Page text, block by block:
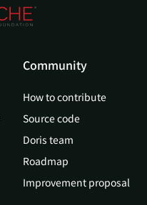
Community
How to contribute
Source code
Doris team
Roadmap
Improvement proposal